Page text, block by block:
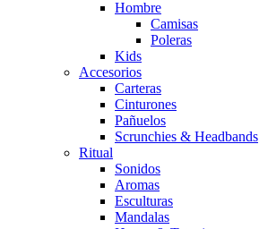
Hombre
Camisas
Poleras
Kids
Accesorios
Carteras
Cinturones
Pañuelos
Scrunchies & Headbands
Ritual
Sonidos
Aromas
Esculturas
Mandalas